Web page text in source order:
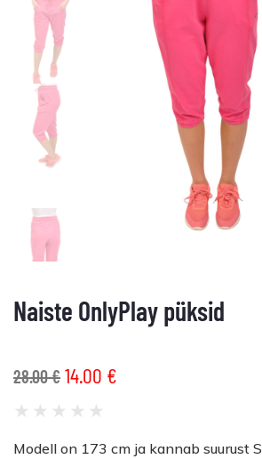
Naiste OnlyPlay püksid
28.00€ 14.00 €
★ ★ ★ ★ ★
Modell on 173 cm ja kannab suurust S